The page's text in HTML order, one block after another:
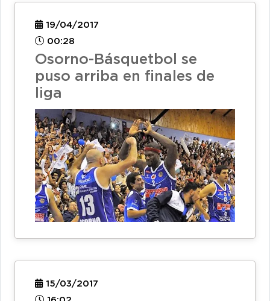
19/04/2017
00:28
Osorno-Básquetbol se
puso arriba en finales de
liga
15/03/2017